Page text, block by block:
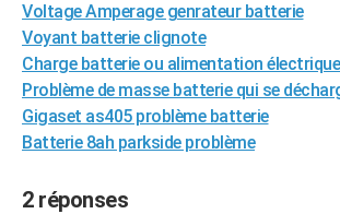
CARTE DE VOEUX
Carte de Noël
Carte Bonne année
Carte Saint-Valentin
Carte Pâques
Carte d'anniversaire
DICTIONNAIRE
Dictionnaire
Biographies
Citations
Expressions
Proverbes
PROGRAMME TV
COPAINS D'AVANT
S'inscrire
Se connecter
Lycées
Collèges
Primaires
Universités
Entreprises
Service militaire
Avis de recherche
AVIS DE DÉCÈS
Voltage Amperage genrateur batterie
Voyant batterie clignote
Charge batterie ou alimentation
Problème de masse batterie qui se
Gigaset as405 problème batterie
Batterie 8ah parkside problème
2 réponses